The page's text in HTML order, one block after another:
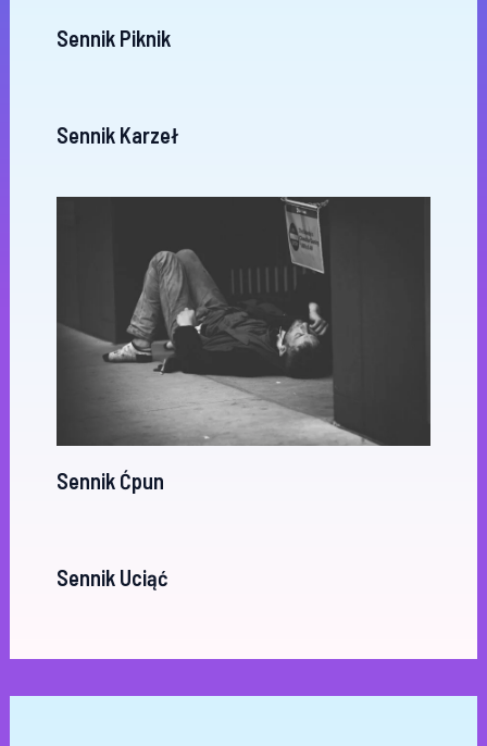
Sennik Piknik
Sennik Karzeł
Sennik Ćpun
Sennik Uciąć